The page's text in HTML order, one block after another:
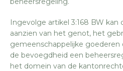
Ingevolge artikel 3:168 BW
aanzien van het genot, het
gemeenschappelijke
de bevoegdheid een
het domein van de